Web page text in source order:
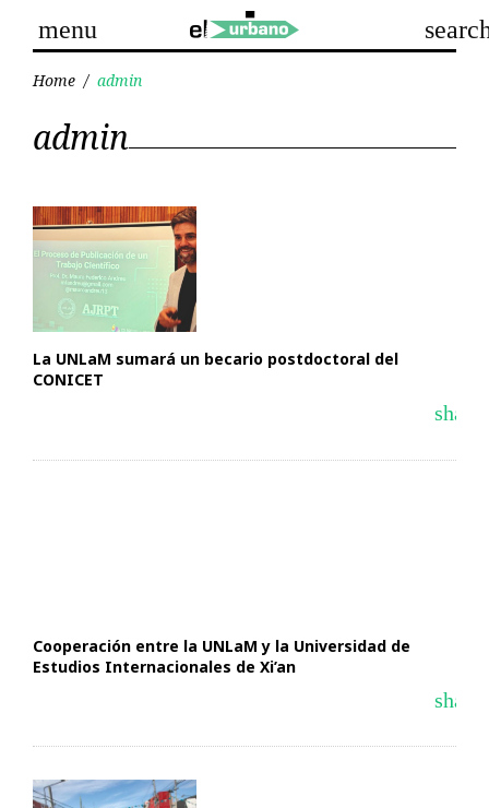
content
menu
Home / admin
admin
admin
La UNLaM sumará un becario postdoctoral del
CONICET
share
Cooperación entre la UNLaM y la Universidad de
Estudios Internacionales de Xi’an
share